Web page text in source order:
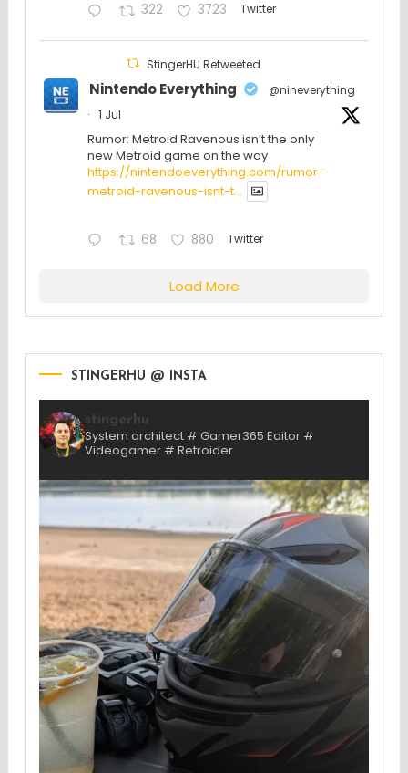
322 3723 Twitter
StingerHU Retweeted
Nintendo Everything
@nineverything
·
1 Jul
Rumor: Metroid Ravenous isn’t the only
new Metroid game on the way
https://nintendoeverything.com/rumor-
metroid-ravenous-isnt-t...
68 880 Twitter
Load More
STINGERHU @ INSTA
System architect # Gamer365 Editor #
Videogamer # Retroider